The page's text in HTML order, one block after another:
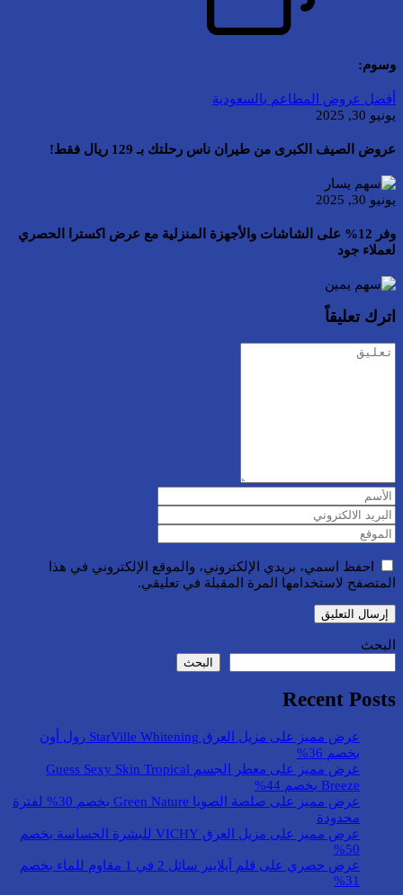
وسوم:
أفضل عروض المطاعم بالسعودية
يونيو 30, 2025
عروض الصيف الكبرى من طيران ناس رحلتك بـ 129 ريال فقط!
يونيو 30, 2025
وفر 12% على الشاشات والأجهزة المنزلية مع عرض اكسترا الحصري
لعملاء جود
اترك تعليقاً
احفظ اسمي، بريدي الإلكتروني، والموقع الإلكتروني في هذا
المتصفح لاستخدامها المرة المقبلة في تعليقي.
البحث
البحث
Recent Posts
عرض مميز على مزيل العرق StarVille Whitening رول أون
بخصم 36%
عرض مميز على معطر الجسم Guess Sexy Skin Tropical
Breeze بخصم 44%
عرض مميز على صلصة الصويا Green Nature بخصم 30% لفترة
محدودة
عرض مميز على مزيل العرق VICHY للبشرة الحساسة بخصم
50%
عرض حصري على قلم آيلاينر سائل 2 في 1 مقاوم للماء بخصم
31%